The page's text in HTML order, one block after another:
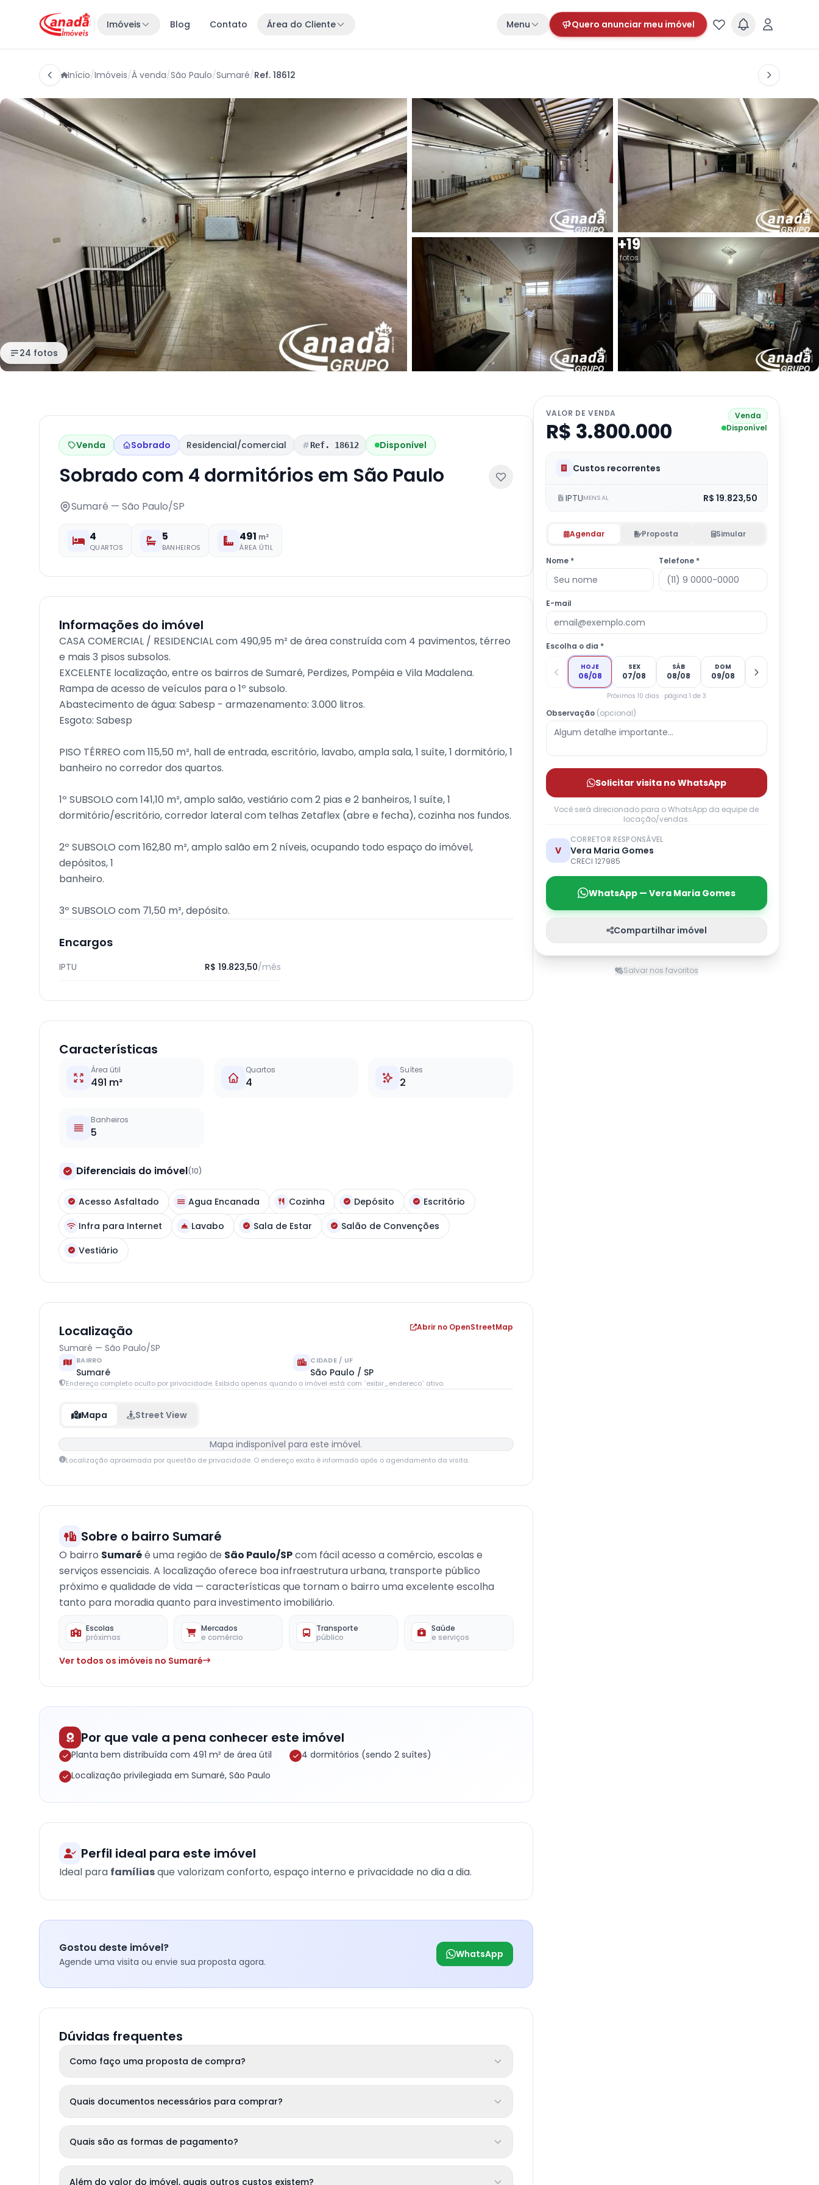
Imóveis Blog Contato Área do Cliente Menu Quero anunciar meu imóvel
Início/Imóveis/À venda/São Paulo/Sumaré/Ref. 18612
+19
fotos
24 fotos
Venda Sobrado Residencial/comercial Ref. 18612 Disponível
Sobrado com 4 dormitórios em São Paulo
Sumaré — São Paulo/SP
4
QUARTOS
5
BANHEIROS
491 m²
ÁREA ÚTIL
Informações do imóvel
CASA COMERCIAL / RESIDENCIAL com 490,95 m² de área construída com 4 pavimentos, térreo
e mais 3 pisos subsolos.
EXCELENTE localização, entre os bairros de Sumaré, Perdizes, Pompéia e Vila Madalena.
Rampa de acesso de veículos para o 1º subsolo.
Abastecimento de água: Sabesp - armazenamento: 3.000 litros.
Esgoto: Sabesp
PISO TÉRREO com 115,50 m², hall de entrada, escritório, lavabo, ampla sala, 1 suíte, 1 dormitório, 1
banheiro no corredor dos quartos.
1º SUBSOLO com 141,10 m², amplo salão, vestiário com 2 pias e 2 banheiros, 1 suíte, 1
dormitório/escritório, corredor lateral com telhas Zetaflex (abre e fecha), cozinha nos fundos.
2º SUBSOLO com 162,80 m², amplo salão em 2 níveis, ocupando todo espaço do imóvel,
depósitos, 1
banheiro.
3º SUBSOLO com 71,50 m², depósito.
Encargos
IPTU R$ 19.823,50/mês
Características
Área útil
491 m²
Quartos
4
Suítes
2
Banheiros
5
Diferenciais do imóvel(10)
Acesso Asfaltado Agua Encanada Cozinha Depósito
Escritório
Infra para Internet
Lavabo Sala de Estar
Salão de Convenções
Vestiário
Localização
Sumaré — São Paulo/SP
Abrir no OpenStreetMap
BAIRRO
Sumaré
CIDADE / UF
São Paulo / SP
Endereço completo oculto por privacidade. Exibido apenas quando o imóvel está com `exibir_endereco` ativo.
Mapa Street View
Mapa indisponível para este imóvel.
Localização aproximada por questão de privacidade. O endereço exato é informado após o agendamento da visita.
Sobre o bairro Sumaré
O bairro Sumaréé uma região de São Paulo/SPcom fácil acesso a comércio, escolas e
serviços essenciais. A localização oferece boa infraestrutura urbana, transporte público
próximo e qualidade de vida — características que tornam o bairro uma excelente escolha
tanto para moradia quanto para investimento imobiliário.
Escolas
próximas
Mercados
e comércio
Transporte
público
Saúde
e serviços
Ver todos os imóveis no Sumaré
Por que vale a pena conhecer este imóvel
Planta bem distribuída com 491 m² de área útil
4 dormitórios (sendo 2 suítes)
Localização privilegiada em Sumaré, São Paulo
Perfil ideal para este imóvel
Ideal para famíliasque valorizam conforto, espaço interno e privacidade no dia a dia.
Gostou deste imóvel?
Agende uma visita ou envie sua proposta agora.
WhatsApp
Dúvidas frequentes
Como faço uma proposta de compra?
Quais documentos necessários para comprar?
Quais são as formas de pagamento?
Além do valor do imóvel, quais outros custos existem?
VALOR DE VENDA
R$ 3.800.000
Venda
Disponível
Custos recorrentes
IPTUMENSAL R$ 19.823,50
Agendar Proposta Simular
Nome * Telefone *
E-mail
Escolha o dia *
HOJE
06/08
SEX
07/08
SÁB
08/08
DOM
09/08
Próximos 10 dias · página 1 de 3
Observação (opcional)
Solicitar visita no WhatsApp
Você será direcionado para o WhatsApp da equipe de
locação/vendas.
V
CORRETOR RESPONSÁVEL
Vera Maria Gomes
CRECI 127985
WhatsApp — Vera Maria Gomes
Compartilhar imóvel
Salvar nos favoritos